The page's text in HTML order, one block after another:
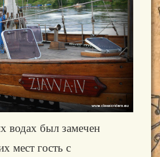
водах был замечен
мест гость с